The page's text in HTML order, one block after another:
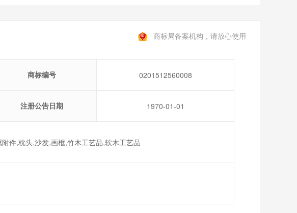
商标局备案机构，请放心使用
商标编号 0201512560008
注册公告日期 1970-01-01
件,枕头,沙发,画框,竹木工艺品,软木工艺品